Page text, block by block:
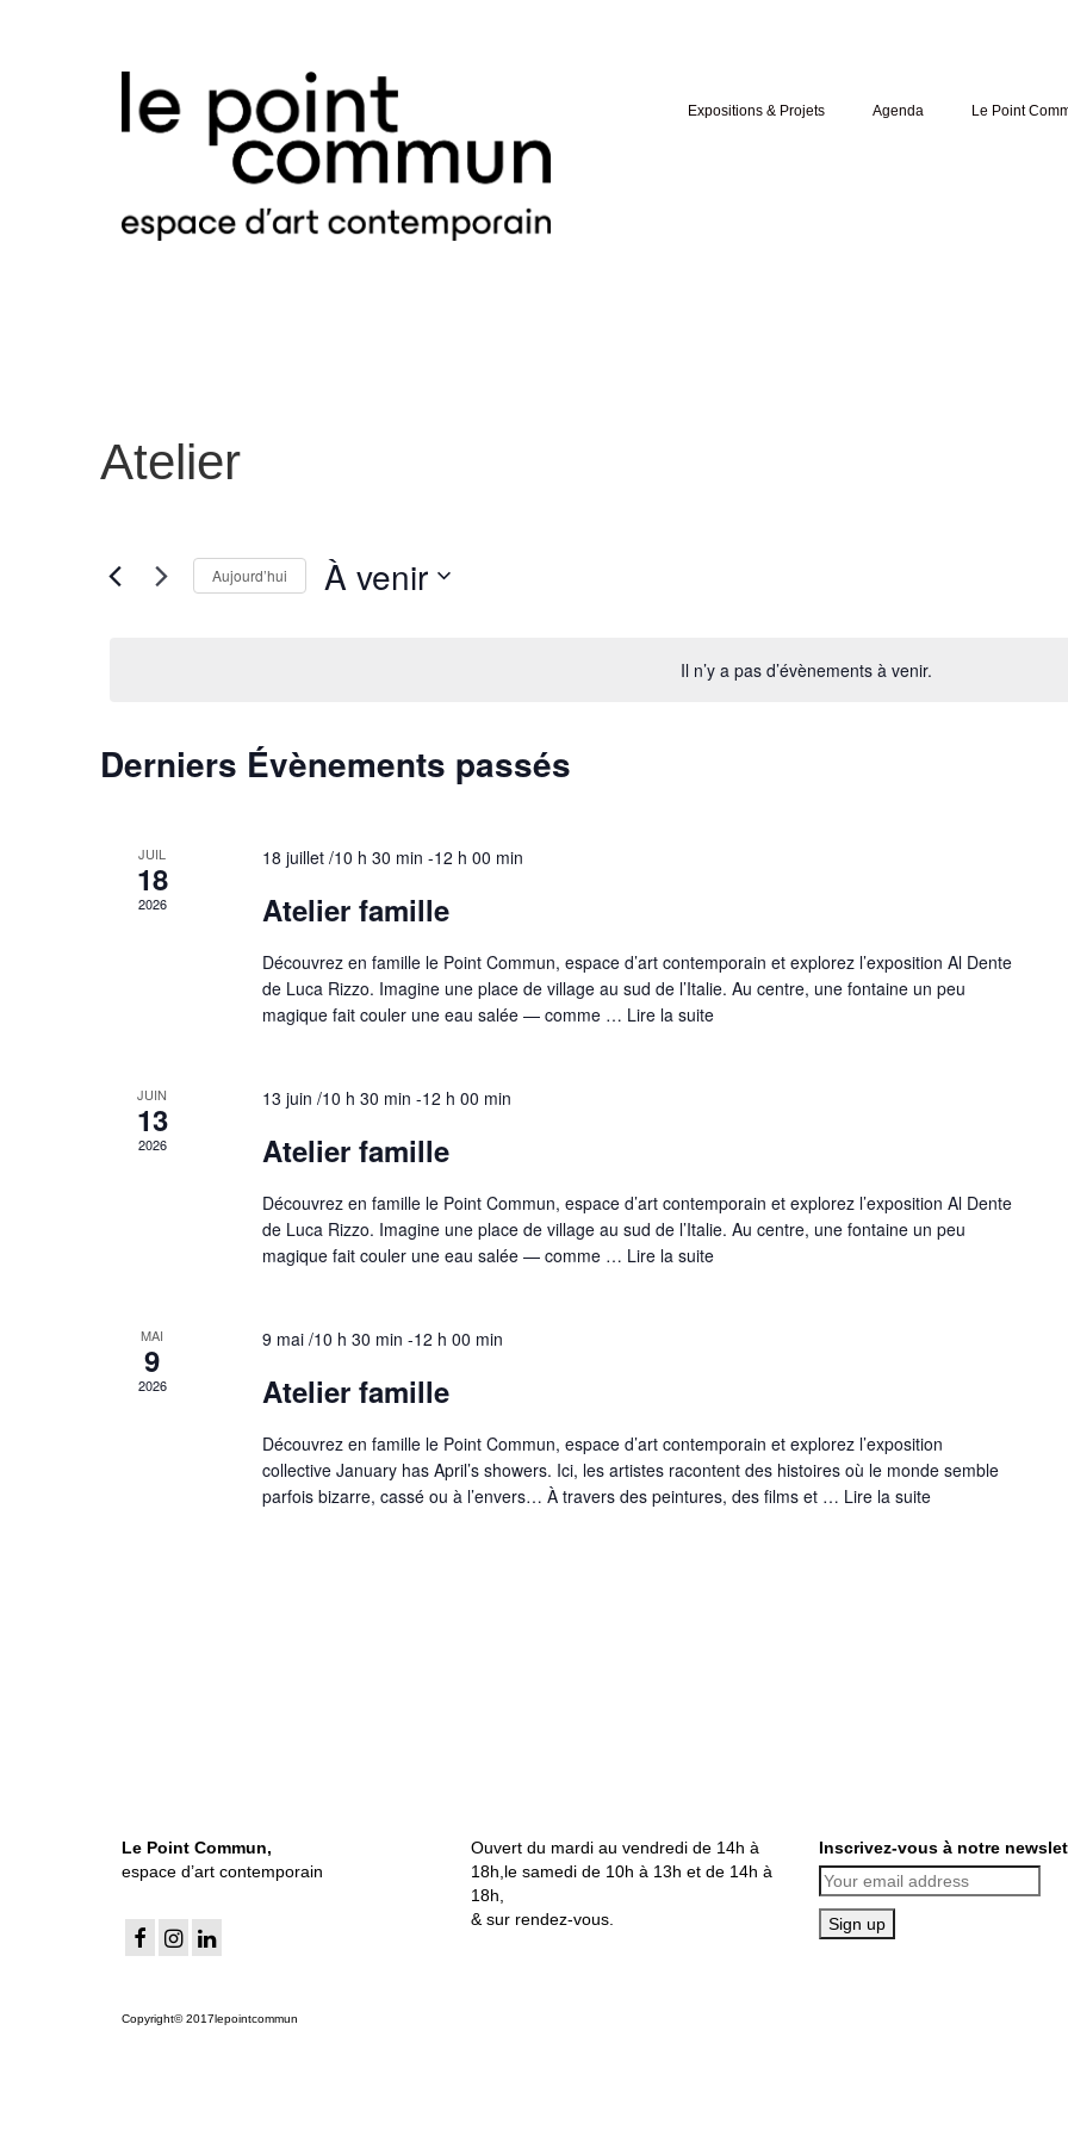
Expositions & Projets Agenda Le Point
Atelier
Il n’y a pas d’évènements à venir.
Aujourd’hui À venir
Derniers Évènements passés
JUIL
18
2026
18 juillet /10 h 30 min -12 h 00 min
Atelier famille
Découvrez en famille le Point Commun, espace d’art contemporain et explorez l’exposition Al Dente
de Luca Rizzo. Imagine une place de village au sud de l’Italie. Au centre, une fontaine un peu
magique fait couler une eau salée — comme … Lire la suite­­
JUIN
13
2026
13 juin /10 h 30 min -12 h 00 min
Atelier famille
Découvrez en famille le Point Commun, espace d’art contemporain et explorez l’exposition Al Dente
de Luca Rizzo. Imagine une place de village au sud de l’Italie. Au centre, une fontaine un peu
magique fait couler une eau salée — comme … Lire la suite­­
MAI
9
2026
9 mai /10 h 30 min -12 h 00 min
Atelier famille
Découvrez en famille le Point Commun, espace d’art contemporain et explorez l’exposition
collective January has April’s showers. Ici, les artistes racontent des histoires où le monde semble
parfois bizarre, cassé ou à l’envers… À travers des peintures, des films et … Lire la suite­­
Le Point Commun,
espace d’art contemporain
Ouvert du mardi au vendredi de 14h à
18h,le samedi de 10h à 13h et de 14h à
18h,
& sur rendez-vous.
Inscrivez-vous à notre
Copyright© 2017lepointcommun